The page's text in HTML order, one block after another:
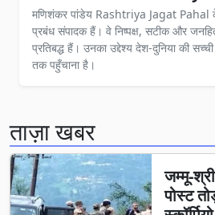
मणिशंकर पांडेय Rashtriya Jagat Pahal
प्रबंध संपादक हैं। वे निष्पक्ष, सटीक और
प्रतिबद्ध हैं। उनका उद्देश्य देश-दुनिया की
तक पहुँचाना है।
ताज़ा खबर
जम्मू-
पोस्ट